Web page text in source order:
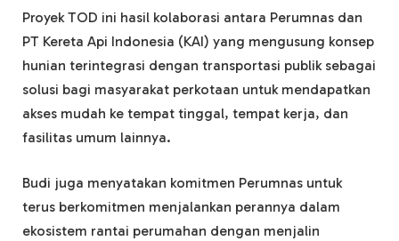
Proyek TOD ini hasil kolaborasi antara Perumnas dan
PT Kereta Api Indonesia (KAI) yang mengusung konsep
hunian terintegrasi dengan transportasi publik sebagai
solusi bagi masyarakat perkotaan untuk mendapatkan
akses mudah ke tempat tinggal, tempat kerja, dan
fasilitas umum lainnya.
Budi juga menyatakan komitmen Perumnas untuk
terus berkomitmen menjalankan perannya dalam
ekosistem rantai perumahan dengan menjalin